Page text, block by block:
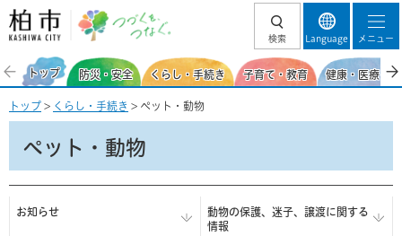
柏市 つづくを、
検索 Language メニュー
トップ 防災・安全 くらし・手続き 子育て・教育 健康・医療・
トップ > くらし・手続き > ペット・動物
ペット・動物
お知らせ
動物の保護、迷子、譲渡に関する
情報